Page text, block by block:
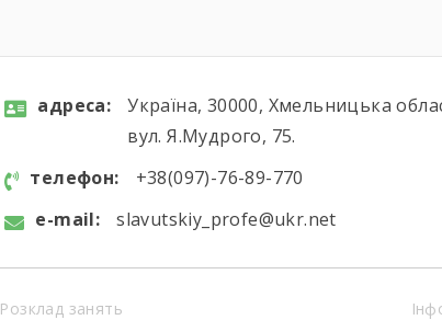
aдресa:
Україна, 30000, Хмельницька
вул. Я.Мудрого, 75.
телефон:
+38(097)-76-89-770
e-mail:
slavutskiy_profe@ukr.net
Розклад занять